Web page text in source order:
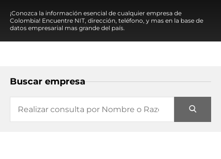
¡Conozca la información esencial de cualquier empresa de
Colombia! Encuentre NIT, dirección, teléfono, y mas en la base de
datos empresarial mas grande del país.
Buscar empresa